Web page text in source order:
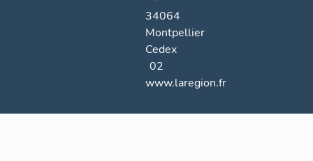
34064
Montpellier
Cedex
02
www.laregion.fr